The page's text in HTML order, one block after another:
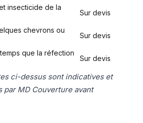
insecticide de la
Sur devis
chevrons ou
Sur devis
que la réfection
Sur devis
ci-dessus sont indicatives et
par MD Couverture avant